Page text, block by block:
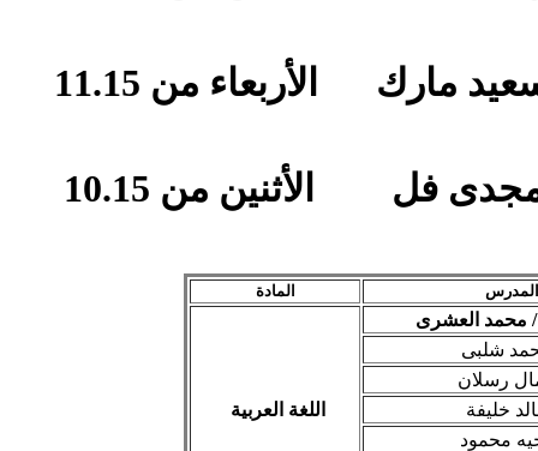
وكيل القسم ( الصف الثانى الثانوى ) ا/ سعيد مارك الأربعاء من 11.15
وكيل القسم ( الصف الثالث الثانوى ) ا/ مجدى فل الأثنين من 10.15
المادة المدرس
اللغة العربية
محمد العشرى
شلبى
رسلان
خليفة
محمود